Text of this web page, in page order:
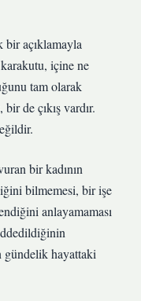
açıklamayla
içine ne
tam olarak
de çıkış vardır.
bir kadının
bilmemesi, bir işe
anlayamaması
gündelik hayattaki